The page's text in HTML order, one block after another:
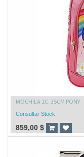
MOCHILA 1C. 35CM PONY
Consultar Stock
859,00 $